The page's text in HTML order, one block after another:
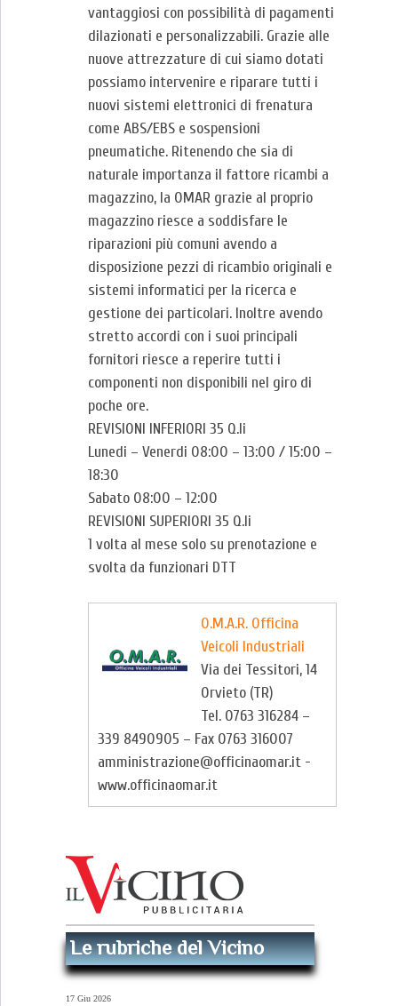
vantaggiosi con possibilità di pagamenti
dilazionati e personalizzabili. Grazie alle
nuove attrezzature di cui siamo dotati
possiamo intervenire e riparare tutti i
nuovi sistemi elettronici di frenatura
come ABS/EBS e sospensioni
pneumatiche. Ritenendo che sia di
naturale importanza il fattore ricambi a
magazzino, la OMAR grazie al proprio
magazzino riesce a soddisfare le
riparazioni più comuni avendo a
disposizione pezzi di ricambio originali e
sistemi informatici per la ricerca e
gestione dei particolari. Inoltre avendo
stretto accordi con i suoi principali
fornitori riesce a reperire tutti i
componenti non disponibili nel giro di
poche ore.
REVISIONI INFERIORI 35 Q.li
Lunedi – Venerdi 08:00 – 13:00 / 15:00 –
18:30
Sabato 08:00 – 12:00
REVISIONI SUPERIORI 35 Q.li
1 volta al mese solo su prenotazione e
svolta da funzionari DTT
O.M.A.R. Officina
Veicoli Industriali
Via dei Tessitori, 14
Orvieto (TR)
Tel. 0763 316284 –
339 8490905 – Fax 0763 316007
amministrazione@officinaomar.it -
www.officinaomar.it
Le rubriche del Vicino
17 Giu 2026